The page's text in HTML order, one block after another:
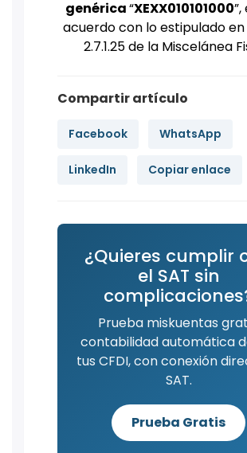
genérica“XEXX010101000
acuerdo con lo estipulado
2.7.1.25 de la Miscelánea
Compartir artículo
Facebook WhatsApp
LinkedIn Copiar enlace
¿Quieres cumplir
el SAT sin
Prueba miskuentas
contabilidad automática
tus CFDI, con conexión
SAT.
Prueba Gratis